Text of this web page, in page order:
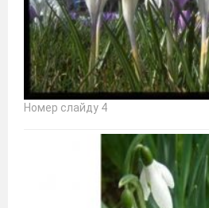
Номер слайду 4